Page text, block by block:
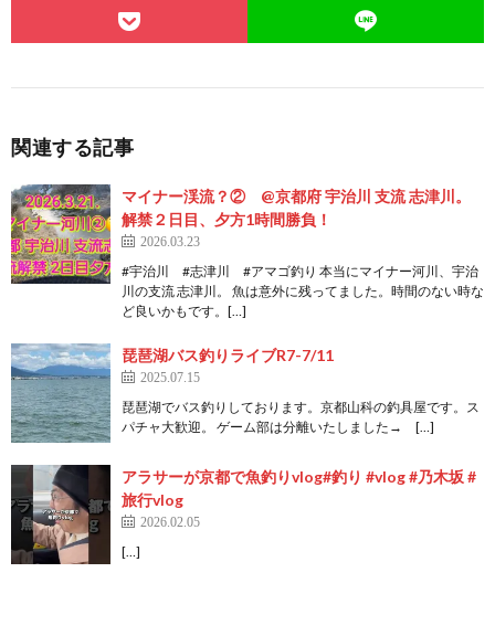
関連する記事
マイナー渓流？② @京都府 宇治川 支流 志津川。
解禁２日目、夕方1時間勝負！
2026.03.23
#宇治川 #志津川 #アマゴ釣り 本当にマイナー河川、宇治
川の支流 志津川。 魚は意外に残ってました。時間のない時な
ど良いかもです。[…]
琵琶湖バス釣りライブR7-7/11
2025.07.15
琵琶湖でバス釣りしております。京都山科の釣具屋です。ス
パチャ大歓迎。 ゲーム部は分離いたしました→ […]
アラサーが京都で魚釣りvlog#釣り #vlog #乃木坂 #
旅行vlog
2026.02.05
[…]